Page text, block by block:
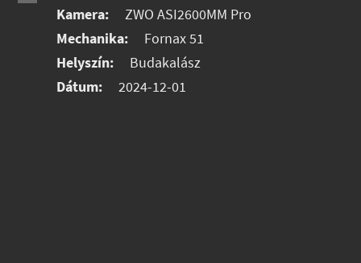
Kamera:
ZWO ASI2600MM Pro
Mechanika:
Fornax 51
Helyszín:
Budakalász
Dátum:
2024-12-01